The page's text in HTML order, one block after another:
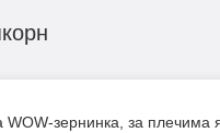
WOW-зернинка, за плечима